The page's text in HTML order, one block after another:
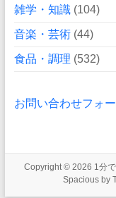
雑学・知識(104)
音楽・芸術(44)
食品・調理 (532)
お問い合わせフォ
Copyright © 2026 1分
Spaciousby